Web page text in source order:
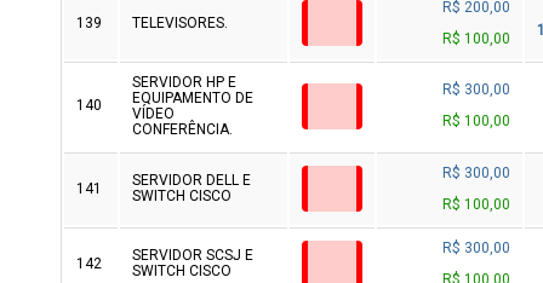
139 TELEVISORES.
R$ 200,00
R$ 100,00
140
SERVIDOR HP E
EQUIPAMENTO DE
VÍDEO
CONFERÊNCIA.
R$ 300,00
R$ 100,00
141
SERVIDOR DELL E
SWITCH CISCO
R$ 300,00
R$ 100,00
142
SERVIDOR SCSJ E
SWITCH CISCO
R$ 300,00
R$ 100,00